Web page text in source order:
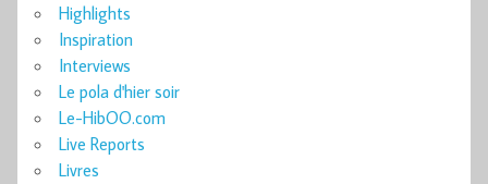
Highlights
Inspiration
Interviews
Le pola d'hier soir
Le-HibOO.com
Live Reports
Livres